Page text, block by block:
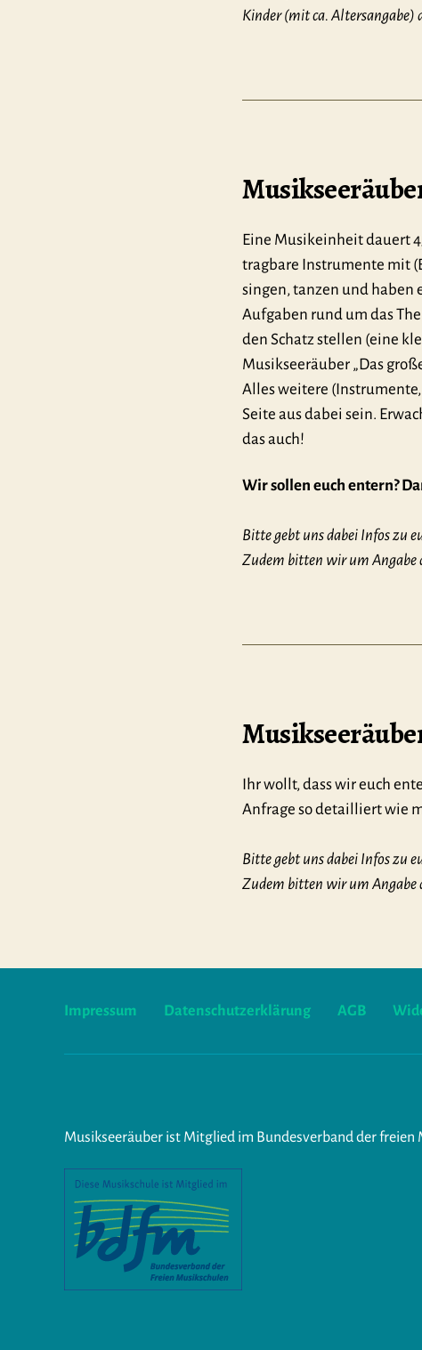
Kinder (mit ca. Altersangabe)
Eine Musikeinheit dauert
tragbare Instrumente mit
singen, tanzen und haben
Aufgaben rund um das
den Schatz stellen (eine
Musikseeräuber „Das
Alles weitere
Seite aus dabei sein.
das auch!
Wir sollen euch entern?
Bitte gebt uns dabei Infos zu
Zudem bitten wir um
Ihr wollt, dass wir euch
Anfrage so detailliert wie
Bitte gebt uns dabei Infos zu
Zudem bitten wir um
Impressum Datenschutzerklärung AGB
Musikseeräuber ist Mitglied im Bundesverband der freien